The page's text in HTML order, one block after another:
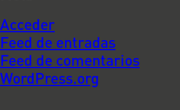
Acceder
Feed de entradas
Feed de comentarios
WordPress.org